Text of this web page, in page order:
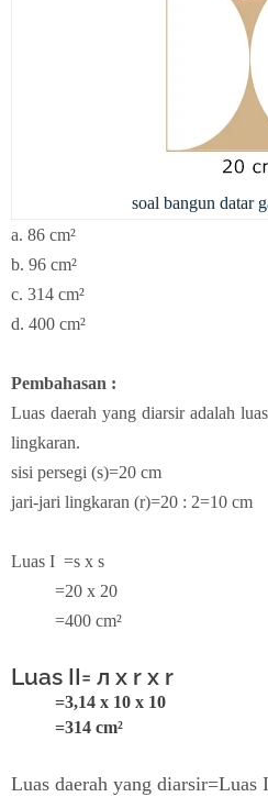
soal bangun datar
a. 86 cm²
b. 96 cm²
c. 314 cm²
d. 400 cm²
Pembahasan :
Luas daerah yang diarsir adalah
lingkaran.
sisi persegi (s)=20 cm
jari-jari lingkaran (r)=20 : 2=10 cm
Luas I =s x s
=20 x 20
=400 cm²
Luas II= л x r x r
=3,14 x 10 x 10
=314 cm²
Luas daerah yang diarsir=Luas